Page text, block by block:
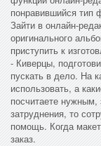
понравившийся тип
Зайти в онлайн-
оригинального
приступить к
- Киверцы,
пускать в дело. На
использовать, а
посчитаете нужным,
затруднения, то
помощь. Когда
заказ.